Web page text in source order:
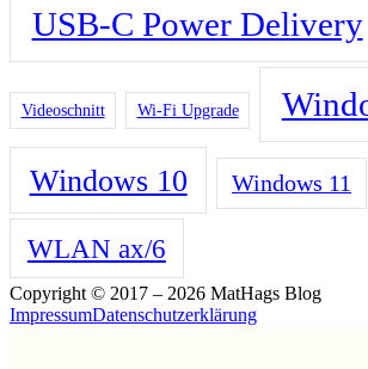
USB-C Power Delivery
Videoschnitt Wi-Fi Upgrade
Windows 10 Windows 11
WLAN ax/6
Copyright © 2017 – 2026 MatHags Blog
ImpressumDatenschutzerklärung